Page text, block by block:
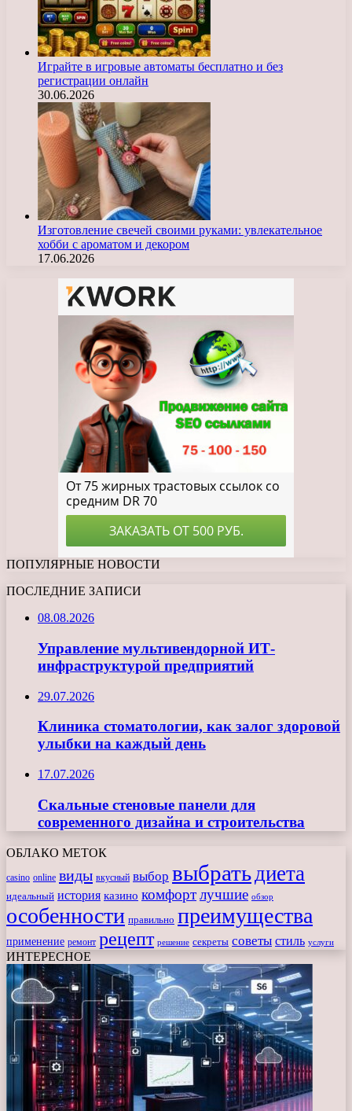
Играйте в игровые автоматы бесплатно и без
регистрации онлайн
30.06.2026
Изготовление свечей своими руками: увлекательное
хобби с ароматом и декором
17.06.2026
ПОПУЛЯРНЫЕ НОВОСТИ
ПОСЛЕДНИЕ ЗАПИСИ
08.08.2026
Управление мультивендорной ИТ-
инфраструктурой предприятий
29.07.2026
Клиника стоматологии, как залог здоровой
улыбки на каждый день
17.07.2026
Скальные стеновые панели для
современного дизайна и строительства
ОБЛАКО МЕТОК
casino online виды вкусный выбор выбрать диета
идеальный история казино комфортлучшие обзор
особенности правильно преимущества
применение ремонт рецепт решение секреты советы стиль услуги
ИНТЕРЕСНОЕ